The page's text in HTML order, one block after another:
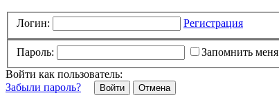
Логин: Регистрация
Пароль:
Запомнить меня
Войти как пользователь:
Забыли пароль?
Отмена